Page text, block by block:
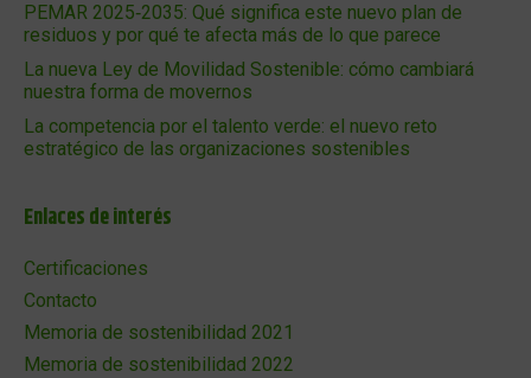
PEMAR 2025‑2035: Qué significa este nuevo plan de
residuos y por qué te afecta más de lo que parece
La nueva Ley de Movilidad Sostenible: cómo cambiará
nuestra forma de movernos
La competencia por el talento verde: el nuevo reto
estratégico de las organizaciones sostenibles
Enlaces de interés
Certificaciones
Contacto
Memoria de sostenibilidad 2021
Memoria de sostenibilidad 2022